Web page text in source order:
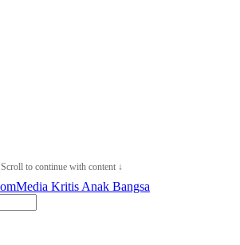
Scroll to continue with content ↓